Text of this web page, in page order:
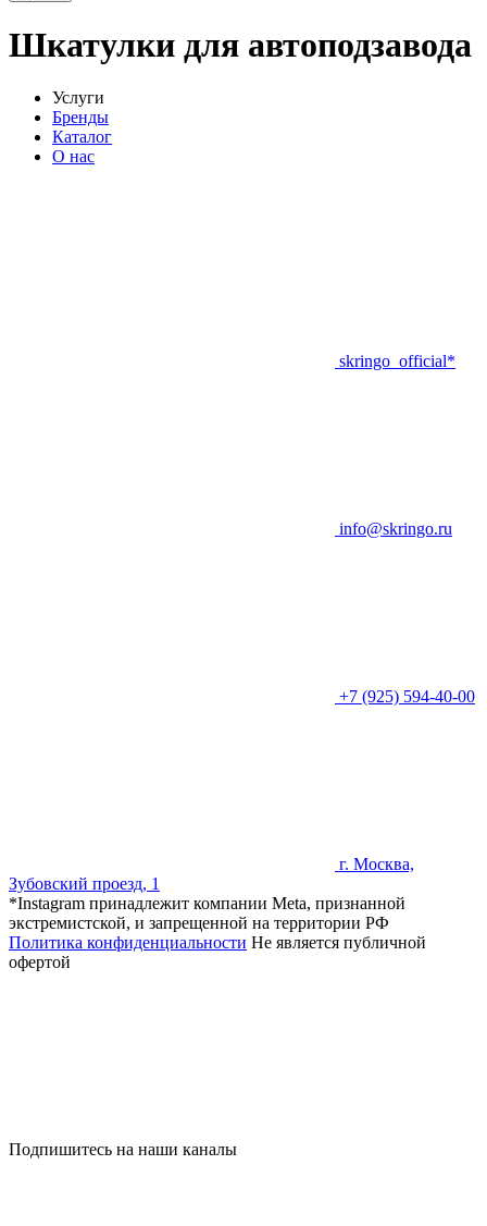
Шкатулки для автоподзавода
Услуги
Бренды
Каталог
О нас
skringo_official*
info@skringo.ru
+7 (925) 594-40-00
г. Москва,
Зубовский проезд, 1
*Instagram принадлежит компании Meta, признанной
экстремистской, и запрещенной на территории РФ
Политика конфиденциальности Не является публичной
офертой
Подпишитесь на наши каналы